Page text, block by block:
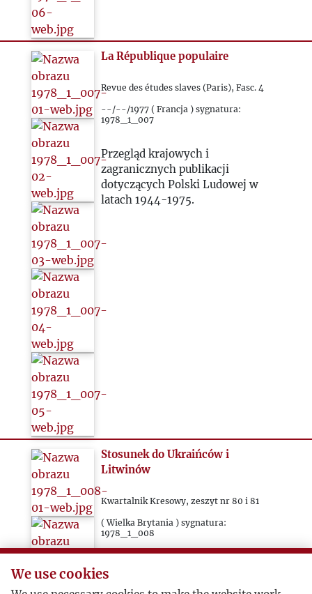
La République populaire
Revue des études slaves (Paris), Fasc. 4
--/--/1977 ( Francja ) sygnatura:
1978_1_007
Przegląd krajowych i
zagranicznych publikacji
dotyczących Polski Ludowej w
latach 1944-1975.
Stosunek do Ukraińców i
Litwinów
Kwartalnik Kresowy, zeszyt nr 80 i 81
( Wielka Brytania ) sygnatura:
1978_1_008
„Związkowca” (22.08.1975)
We use cookies